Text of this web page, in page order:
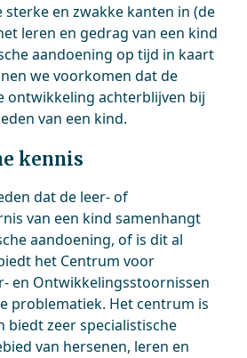
sterke en zwakke kanten in (de
leren en gedrag van een kind
aandoening op tijd in kaart
we voorkomen dat de
ontwikkeling achterblijven bij
van een kind.
kennis
dat de leer- of
van een kind samenhangt
aandoening, of is dit al
het Centrum voor
en Ontwikkelingsstoornissen
problematiek. Het centrum is
biedt zeer specialistische
van hersenen, leren en